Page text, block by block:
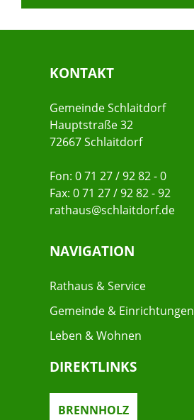
KONTAKT
Gemeinde Schlaitdorf
Hauptstraße 32
72667 Schlaitdorf
Fon: 0 71 27 / 92 82 - 0
Fax: 0 71 27 / 92 82 - 92
rathaus@schlaitdorf.de
NAVIGATION
Rathaus & Service
Gemeinde & Einrichtungen
Leben & Wohnen
DIREKTLINKS
BRENNHOLZ